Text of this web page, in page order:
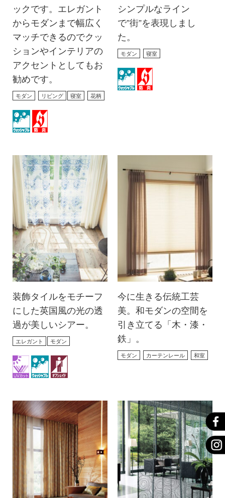
ックです。エレガント
からモダンまで幅広く
マッチできるのでクッ
ションやインテリアの
アクセントとしてもお
勧めです。
モダン リビング 寝室 花柄
シンプルなライン
で”街”を表現しまし
た。
モダン 寝室
装飾タイルをモチーフ
にした英国風の光の透
過が美しいシアー。
エレガント モダン
今に生きる伝統工芸
美。和モダンの空間を
引き立てる「木・漆・
鉄」。
モダン カーテンレール 和室